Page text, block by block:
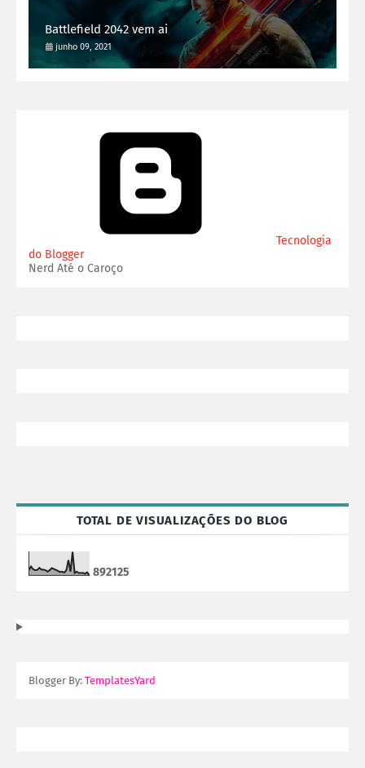
Battlefield 2042 vem ai
junho 09, 2021
Tecnologia
do Blogger
Nerd Até o Caroço
TOTAL DE VISUALIZAÇÕES DO BLOG
892125
Blogger By: TemplatesYard